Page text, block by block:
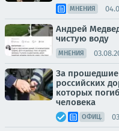
МНЕНИЯ
Андрей
чистую воду
МНЕНИЯ
За прошедшие
российских
которых
человека
ОФИЦ.